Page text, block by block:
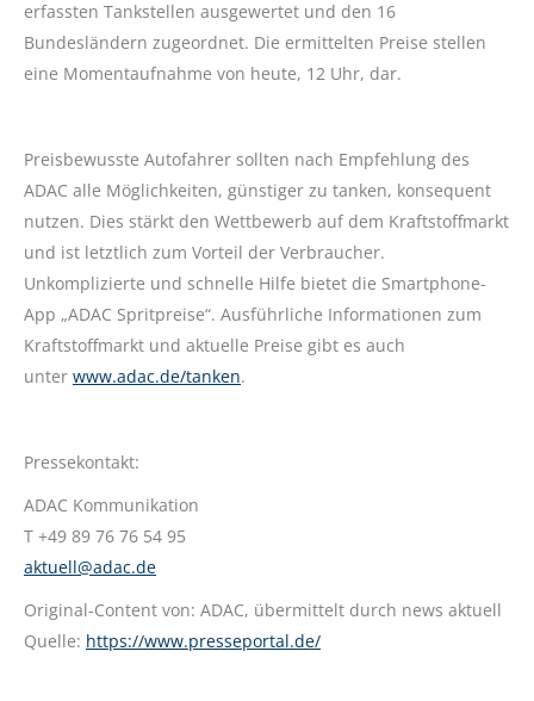
erfassten Tankstellen ausgewertet und den 16
Bundesländern zugeordnet. Die ermittelten Preise stellen
eine Momentaufnahme von heute, 12 Uhr, dar.
Preisbewusste Autofahrer sollten nach Empfehlung des
ADAC alle Möglichkeiten, günstiger zu tanken, konsequent
nutzen. Dies stärkt den Wettbewerb auf dem Kraftstoffmarkt
und ist letztlich zum Vorteil der Verbraucher.
Unkomplizierte und schnelle Hilfe bietet die Smartphone-
App „ADAC Spritpreise“. Ausführliche Informationen zum
Kraftstoffmarkt und aktuelle Preise gibt es auch
unter www.adac.de/tanken.
Pressekontakt:
ADAC Kommunikation
T +49 89 76 76 54 95
aktuell@adac.de
Original-Content von: ADAC, übermittelt durch news aktuell
Quelle: https://www.presseportal.de/